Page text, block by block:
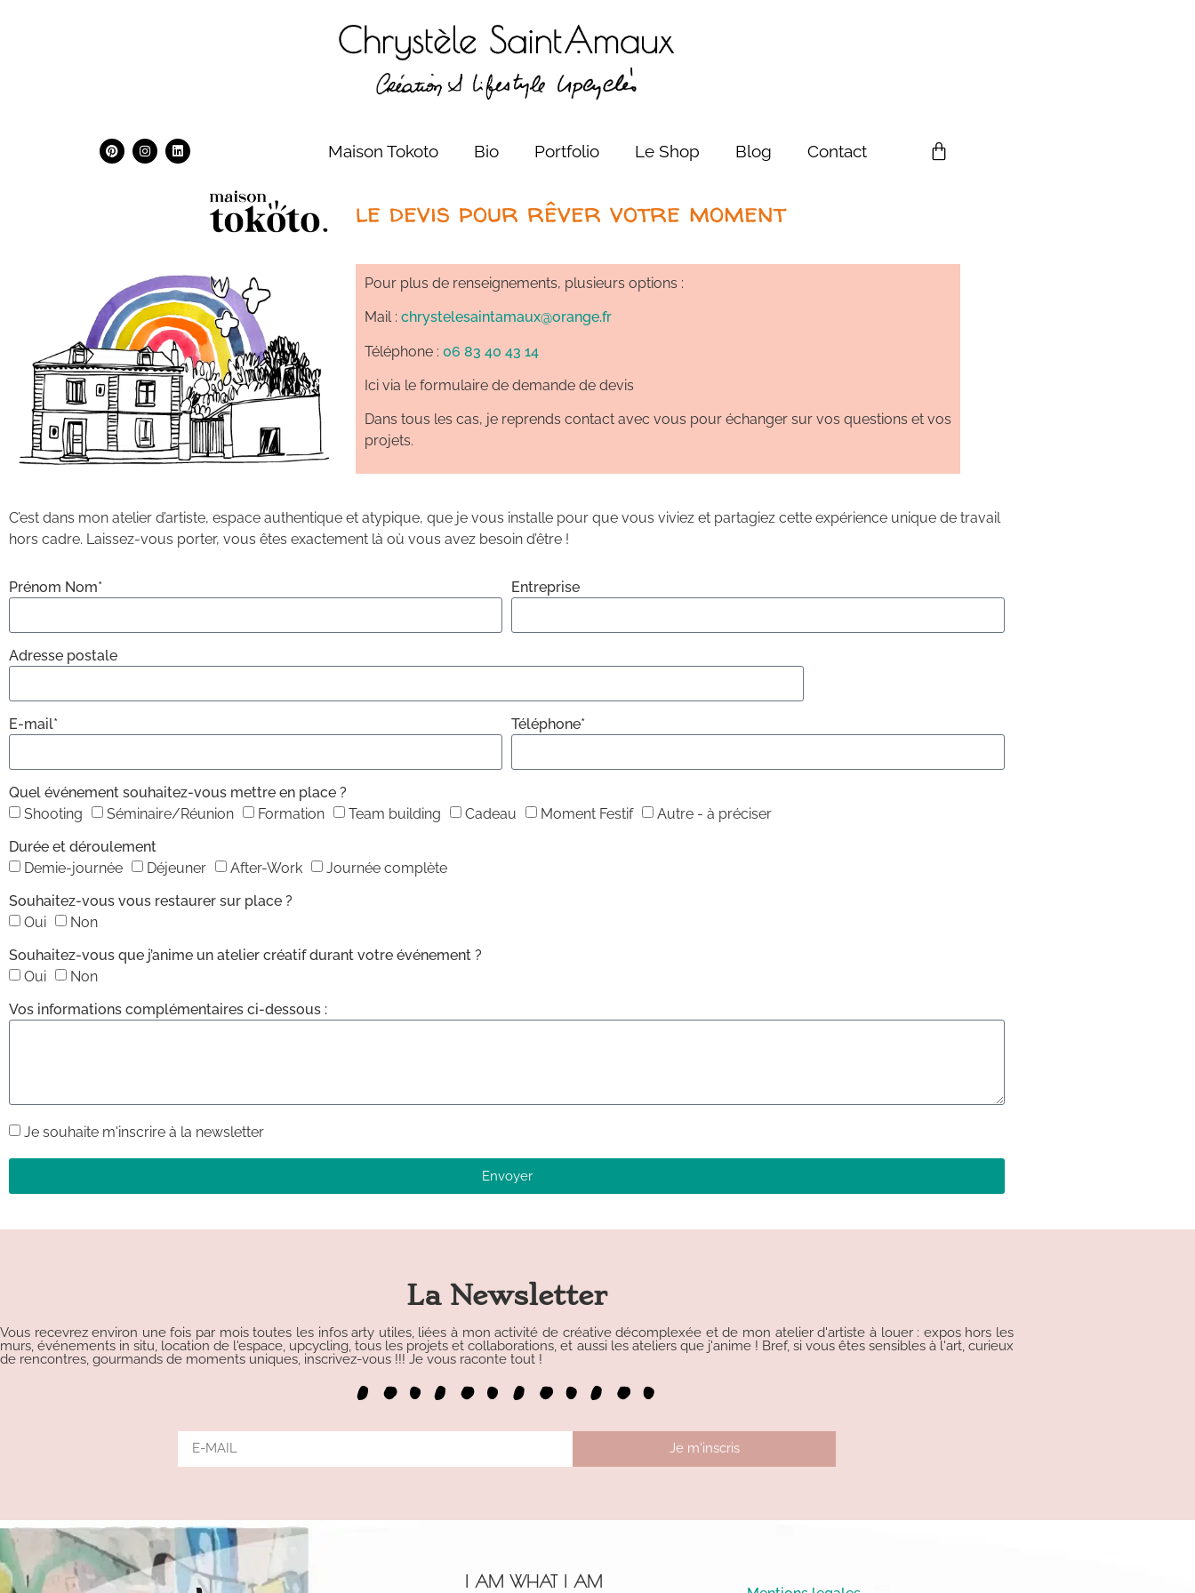
Maison Tokoto Bio Portfolio Le Shop Blog Contact
le devis pour rêver votre moment
Pour plus de renseignements, plusieurs options :
Mail : chrystelesaintamaux@orange.fr
Téléphone : 06 83 40 43 14
Ici via le formulaire de demande de devis
Dans tous les cas, je reprends contact avec vous pour échanger sur vos questions et vos
projets.
C’est dans mon atelier d’artiste, espace authentique et atypique, que je vous installe pour que vous viviez et partagiez cette expérience unique de travail
hors cadre. Laissez-vous porter, vous êtes exactement là où vous avez besoin d’être !
Prénom Nom* Entreprise
Adresse postale
E-mail* Téléphone*
Quel événement souhaitez-vous mettre en place ?
Shooting
Séminaire/Réunion Formation Team building Cadeau Moment Festif
Autre - à préciser
Durée et déroulement
Demie-journée
Déjeuner After-Work
Journée complète
Souhaitez-vous vous restaurer sur place ?
Oui
Non
Souhaitez-vous que j’anime un atelier créatif durant votre événement ?
Oui
Non
Vos informations complémentaires ci-dessous :
Je souhaite m'inscrire à la newsletter
Envoyer
La Newsletter
Vous recevrez environ une fois par mois toutes les infos arty utiles, liées à mon activité de créative décomplexée et de mon atelier d'artiste à louer : expos hors les
murs, événements in situ, location de l'espace, upcycling, tous les projets et collaborations, et aussi les ateliers que j'anime ! Bref, si vous êtes sensibles à l'art, curieux
de rencontres, gourmands de moments uniques, inscrivez-vous !!! Je vous raconte tout !
Je m'inscris
I AM WHAT I AM